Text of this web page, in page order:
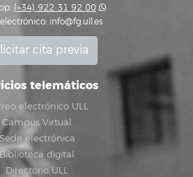
(+34) 922 31 92 00
info@fg.ull.es
cita previa
telemáticos
electrónico ULL
Campus Virtual
Sede electrónica
Biblioteca digital
Directorio ULL